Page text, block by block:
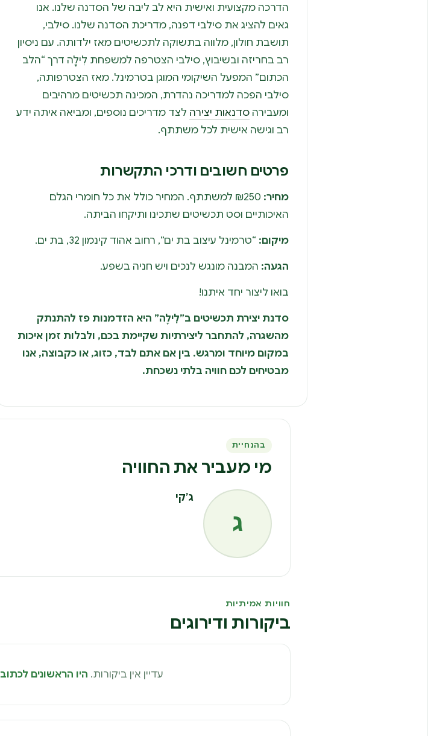
הדרכה מקצועית ואישית היא לב ליבה של הסדנה שלנו. אנו
גאים להציג את סילבי דפנה, מדריכת הסדנה שלנו. סילבי,
תושבת חולון, מלווה בתשוקה לתכשיטים מאז ילדותה. עם ניסיון
רב בחריזה ובשיבוץ, סילבי הצטרפה למשפחת לִילָה דרך “הלב
הכתום” המפעל השיקומי המוגן בטרמינל. מאז הצטרפותה,
סילבי הפכה למדריכה נהדרת, המכינה תכשיטים מרהיבים
ומעבירה סדנאות יצירה לצד מדריכים נוספים, ומביאה איתה ידע
רב וגישה אישית לכל משתתף.
פרטים חשובים ודרכי התקשרות
מחיר:
₪250 למשתתף. המחיר כולל את כל חומרי הגלם
האיכותיים וסט תכשיטים שתכינו ותיקחו הביתה.
מיקום: “טרמינל עיצוב בת ים”, רחוב אהוד קינמון 32, בת ים.
הגעה: המבנה מונגש לנכים ויש חניה בשפע.
בואו ליצור יחד איתנו!
סדנת יצירת תכשיטים ב”לִילָה” היא הזדמנות פז להתנתק
מהשגרה, להתחבר ליצירתיות שקיימת בכם, ולבלות זמן איכות
במקום מיוחד ומרגש. בין אם אתם לבד, כזוג, או כקבוצה, אנו
מבטיחים לכם חוויה בלתי נשכחת.
בהנחיית
מי מעביר את החוויה
ג
ג׳קי
חוויות אמיתיות
ביקורות ודירוגים
עדיין אין ביקורות. היו הראשונים לכתוב